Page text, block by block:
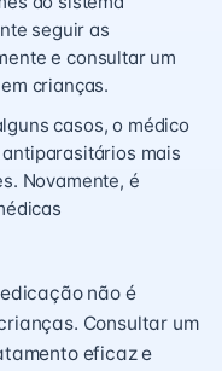
seguir as
e consultar um
crianças.
casos, o médico
mais
Novamente, é
não é
Consultar um
eficaz e